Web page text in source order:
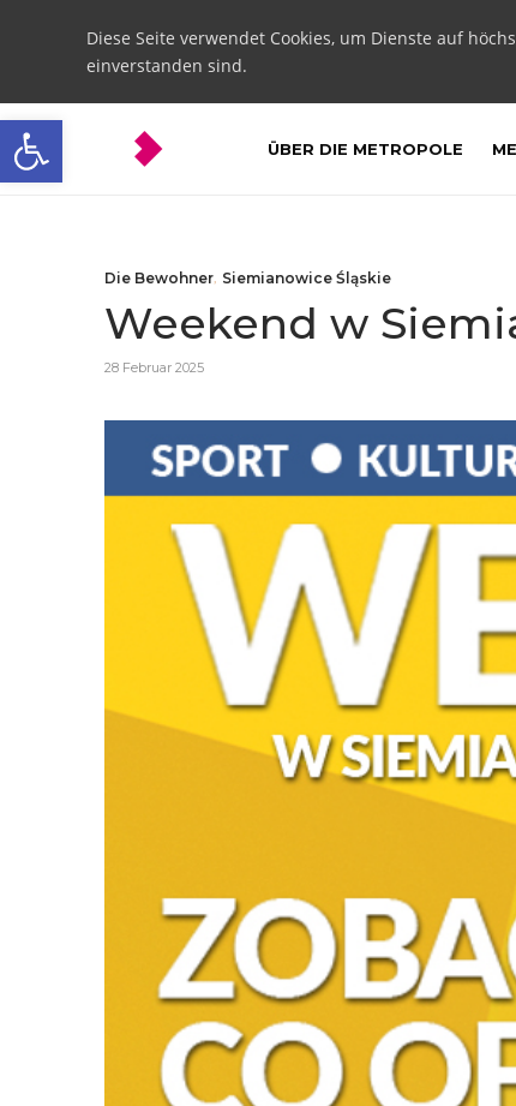
Open toolbar
Diese Seite verwendet Cookies, um Dienste auf
einverstanden sind.
ÜBER DIE METROPOLE
Die Bewohner, Siemianowice Śląskie
Weekend w
28 Februar 2025